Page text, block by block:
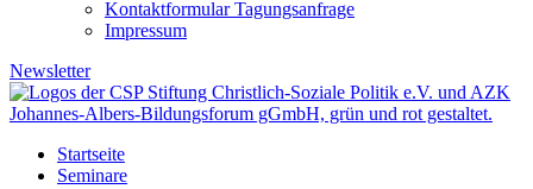
Kontaktformular Tagungsanfrage
Impressum
Newsletter
Startseite
Seminare